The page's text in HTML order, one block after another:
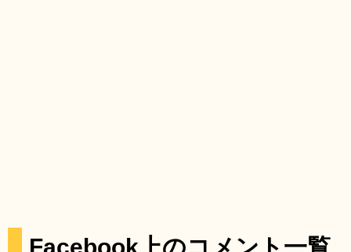
Facebook上のコメント一覧